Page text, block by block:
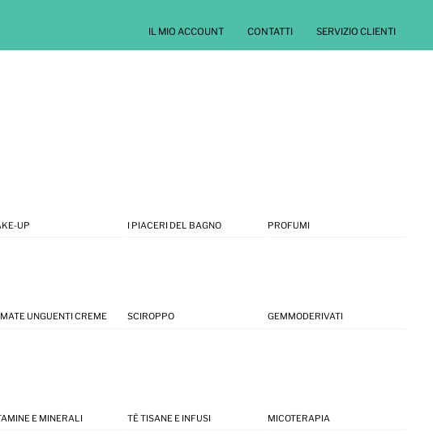
IL MIO ACCOUNT CONTATTI SERVIZIO CLIENTI
UP I PIACERI DEL BAGNO PROFUMI
UNGUENTI CREME SCIROPPO GEMMODERIVATI
E MINERALI TÈ TISANE E INFUSI MICOTERAPIA